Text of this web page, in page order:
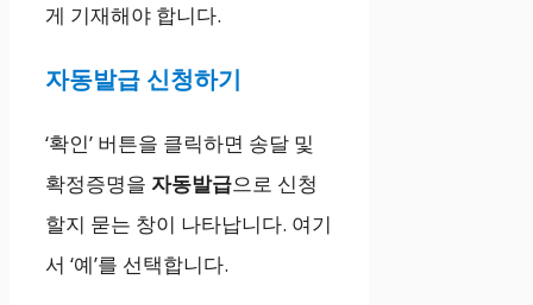
게 기재해야 합니다.
자동발급 신청하기
‘확인’ 버튼을 클릭하면 송달 및
확정증명을 자동발급으로 신청
할지 묻는 창이 나타납니다. 여기
서 ‘예’를 선택합니다.